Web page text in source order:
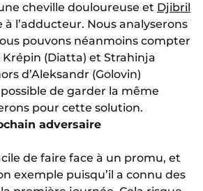
cheville douloureuse et Djibril
l’adducteur. Nous analyserons
pouvons néanmoins compter
(Diatta) et Strahinja
d’Aleksandr (Golovin)
possible de garder la même
pour cette solution.
adversaire
de faire face à un promu, et
exemple puisqu’il a connu des